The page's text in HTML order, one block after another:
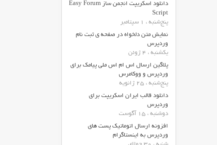
دانلود اسکریپت انجمن ساز Easy Forum
Script
پنج‌شنبه ، 1 سپتامبر
نمایش متن دلخواه در صفحه ی ثبت نام
وردپرس
یکشنبه ، 4 ژوئن
پلاگین ارسال اس ام اس ملی پیامک برای
وردپرس و ووکامرس
پنج‌شنبه ، 25 ژانویه
دانلود قالب ایران اسکریپت برای
وردپرس
دوشنبه ، 15 آگوست
افزونه ارسال اتوماتیک پست های
وردپرس به اینستاگرام